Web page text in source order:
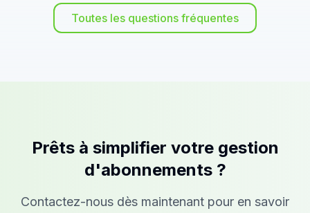
Toutes les questions fréquentes
Prêts à simplifier votre gestion
d'abonnements ?
Contactez-nous dès maintenant pour en savoir